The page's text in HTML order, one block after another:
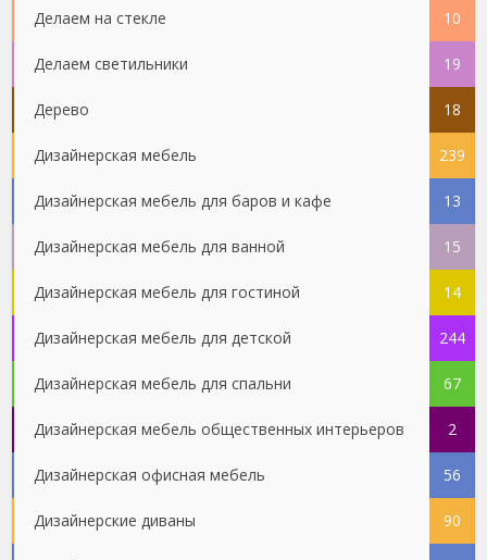
Делаем на стекле 10
Делаем светильники 19
Дерево 18
Дизайнерская мебель 239
Дизайнерская мебель для баров и кафе 13
Дизайнерская мебель для ванной 15
Дизайнерская мебель для гостиной 14
Дизайнерская мебель для детской 244
Дизайнерская мебель для спальни 67
Дизайнерская мебель общественных интерьеров 2
Дизайнерская офисная мебель 56
Дизайнерские диваны 90